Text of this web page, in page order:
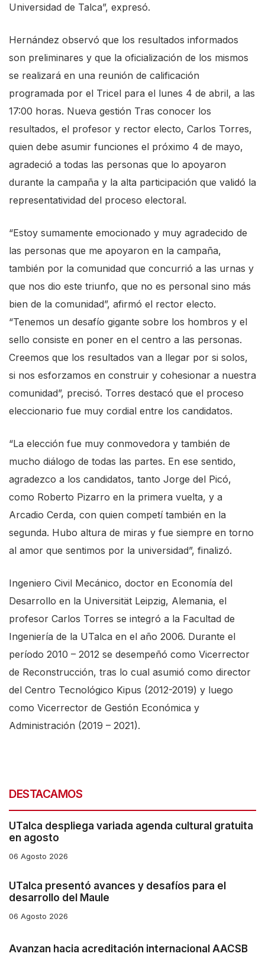
Universidad de Talca”, expresó.
Hernández observó que los resultados informados
son preliminares y que la oficialización de los mismos
se realizará en una reunión de calificación
programada por el Tricel para el lunes 4 de abril, a las
17:00 horas. Nueva gestión Tras conocer los
resultados, el profesor y rector electo, Carlos Torres,
quien debe asumir funciones el próximo 4 de mayo,
agradeció a todas las personas que lo apoyaron
durante la campaña y la alta participación que validó la
representatividad del proceso electoral.
“Estoy sumamente emocionado y muy agradecido de
las personas que me apoyaron en la campaña,
también por la comunidad que concurrió a las urnas y
que nos dio este triunfo, que no es personal sino más
bien de la comunidad”, afirmó el rector electo.
“Tenemos un desafío gigante sobre los hombros y el
sello consiste en poner en el centro a las personas.
Creemos que los resultados van a llegar por si solos,
si nos esforzamos en construir y cohesionar a nuestra
comunidad”, precisó. Torres destacó que el proceso
eleccionario fue muy cordial entre los candidatos.
“La elección fue muy conmovedora y también de
mucho diálogo de todas las partes. En ese sentido,
agradezco a los candidatos, tanto Jorge del Picó,
como Roberto Pizarro en la primera vuelta, y a
Arcadio Cerda, con quien competí también en la
segunda. Hubo altura de miras y fue siempre en torno
al amor que sentimos por la universidad”, finalizó.
Ingeniero Civil Mecánico, doctor en Economía del
Desarrollo en la Universität Leipzig, Alemania, el
profesor Carlos Torres se integró a la Facultad de
Ingeniería de la UTalca en el año 2006. Durante el
período 2010 – 2012 se desempeñó como Vicerrector
de Reconstrucción, tras lo cual asumió como director
del Centro Tecnológico Kipus (2012-2019) y luego
como Vicerrector de Gestión Económica y
Administración (2019 – 2021).
DESTACAMOS
UTalca despliega variada agenda cultural gratuita
en agosto
06 Agosto 2026
UTalca presentó avances y desafíos para el
desarrollo del Maule
06 Agosto 2026
Avanzan hacia acreditación internacional AACSB